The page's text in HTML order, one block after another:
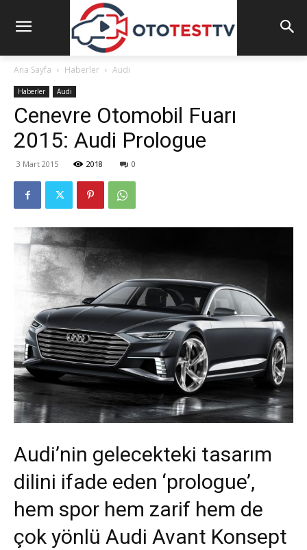
Ana Sayfa Haberler Audi
Haberler Audi
Cenevre Otomobil Fuarı
2015: Audi Prologue
3 Mart 2015 2018 0
Audi’nin gelecekteki tasarım
dilini ifade eden ‘prologue’,
hem spor hem zarif hem de
çok yönlü Audi Avant Konsept